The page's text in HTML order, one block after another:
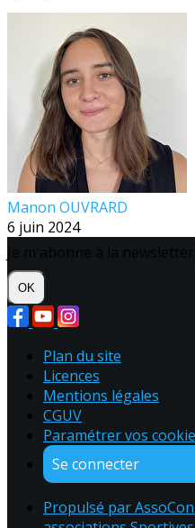
Manon OUVRARD
6 juin 2024
OK
Plan du site
Licences
Mentions légales
CGUV
Paramétrer vos
Se connecter
Propulsé par